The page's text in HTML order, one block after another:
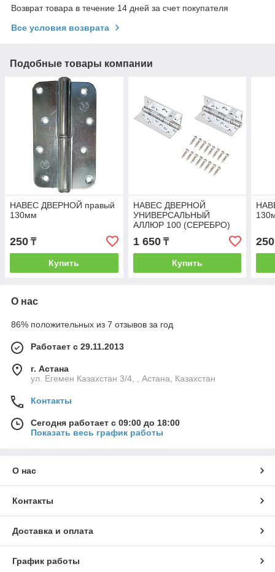
Возврат товара в течение 14 дней за счет покупателя
Все условия возврата
Подобные товары компании
НАВЕС ДВЕРНОЙ правый
130мм
250 ₸
Купить
НАВЕС ДВЕРНОЙ
УНИВЕРСАЛЬНЫЙ
АЛЛЮР 100 (СЕРЕБРО)
1 650₸
Купить
250
О нас
86% положительных из 7 отзывов за год
Работает с 29.11.2013
г. Астана
ул. Егемен Казахстан 3/4, , Астана, Казахстан
Контакты
Сегодня работает с 09:00 до 18:00
Показать весь график работы
О нас
Контакты
Доставка и оплата
График работы